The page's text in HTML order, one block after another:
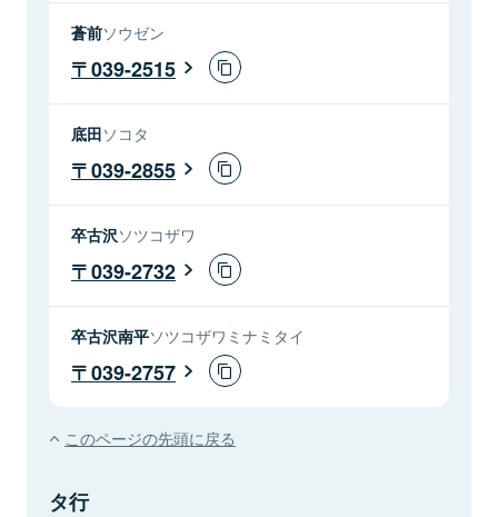
蒼前ソウゼン
039-2515
底田ソコタ
039-2855
卒古沢ソツコザワ
039-2732
卒古沢南平ソツコザワミナミタイ
039-2757
このページの先頭に戻る
タ行